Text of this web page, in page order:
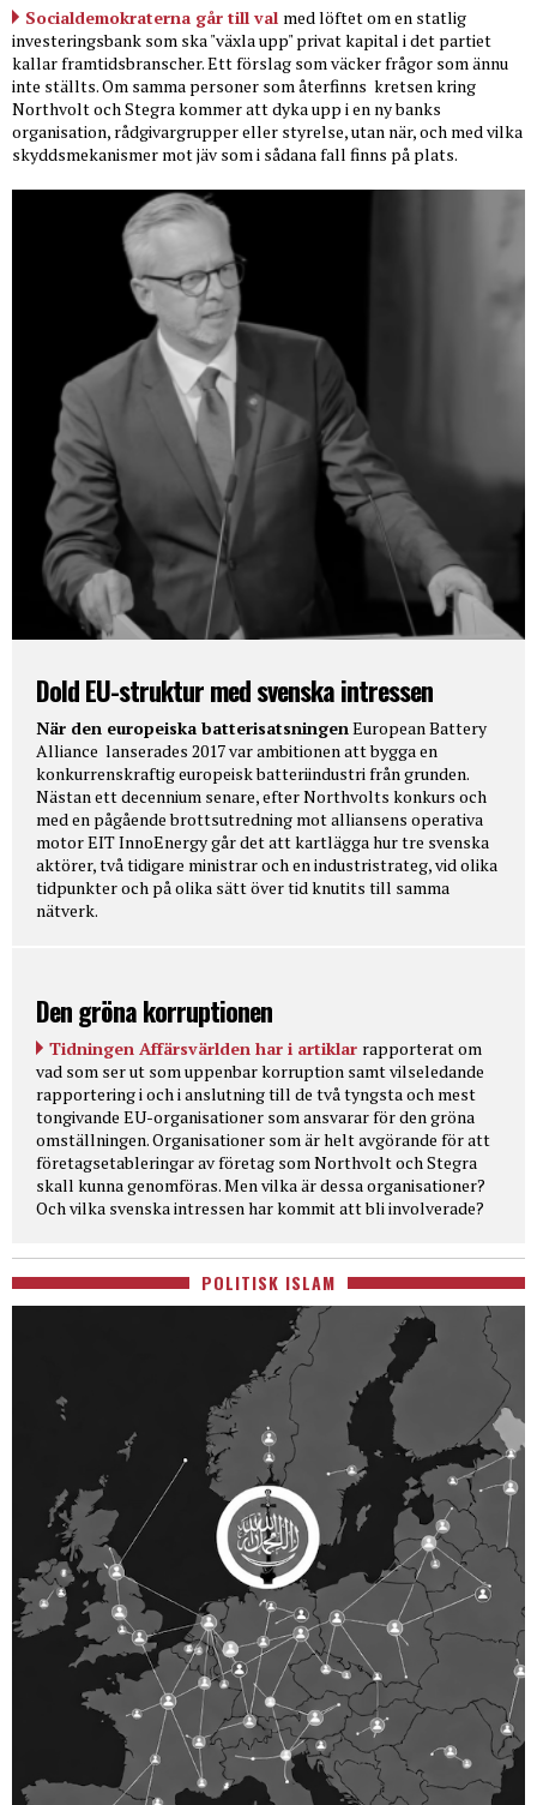
Socialdemokraterna går till val med löftet om en statlig
investeringsbank som ska "växla upp" privat kapital i det partiet
kallar framtidsbranscher. Ett förslag som väcker frågor som ännu
inte ställts. Om samma personer som återfinns kretsen kring
Northvolt och Stegra kommer att dyka upp i en ny banks
organisation, rådgivargrupper eller styrelse, utan när, och med vilka
skyddsmekanismer mot jäv som i sådana fall finns på plats.
Dold EU-struktur med svenska intressen
När den europeiska batterisatsningenEuropean Battery
Alliance lanserades 2017 var ambitionen att bygga en
konkurrenskraftig europeisk batteriindustri från grunden.
Nästan ett decennium senare, efter Northvolts konkurs och
med en pågående brottsutredning mot alliansens operativa
motor EIT InnoEnergy går det att kartlägga hur tre svenska
aktörer, två tidigare ministrar och en industristrateg, vid olika
tidpunkter och på olika sätt över tid knutits till samma
nätverk.
Den gröna korruptionen
Tidningen Affärsvärlden har i artiklar rapporterat om
vad som ser ut som uppenbar korruption samt vilseledande
rapportering i och i anslutning till de två tyngsta och mest
tongivande EU-organisationer som ansvarar för den gröna
omställningen. Organisationer som är helt avgörande för att
företagsetableringar av företag som Northvolt och Stegra
skall kunna genomföras. Men vilka är dessa organisationer?
Och vilka svenska intressen har kommit att bli involverade?
POLITISK ISLAM